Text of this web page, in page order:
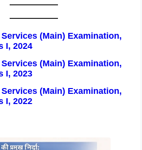
(Main) Examination,
I, 2024
(Main) Examination,
I, 2023
(Main) Examination,
I, 2022